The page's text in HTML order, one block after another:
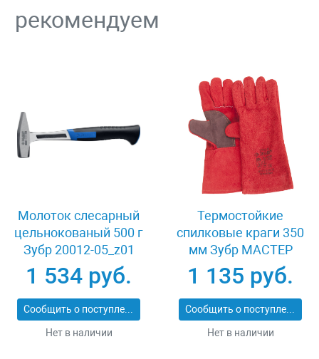
рекомендуем
Молоток слесарный
цельнокованый 500 г
Зубр 20012-05_z01
1 534 руб.
Сообщить о поступлении
Нет в наличии
Термостойкие
спилковые краги 350
мм Зубр МАСТЕР
11334-XL
1 135 руб.
Сообщить о поступлении
Нет в наличии